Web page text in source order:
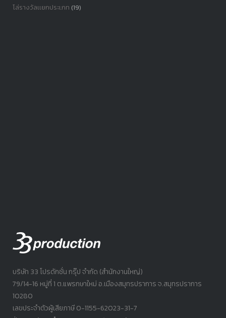
โล่รางวัลเเยกประเภท (19)
บริษัท 33 โปรดักชั่น กรุ๊ป จำกัด (สำนักงานใหญ่)
79/14-16 หมู่ที่ 1 ต.แพรกษาใหม่ อ.เมืองสมุทรปราการ จ.สมุทรปราการ
10280
เลขประจำตัวผู้เสียภาษี 0-1155-62023-31-7